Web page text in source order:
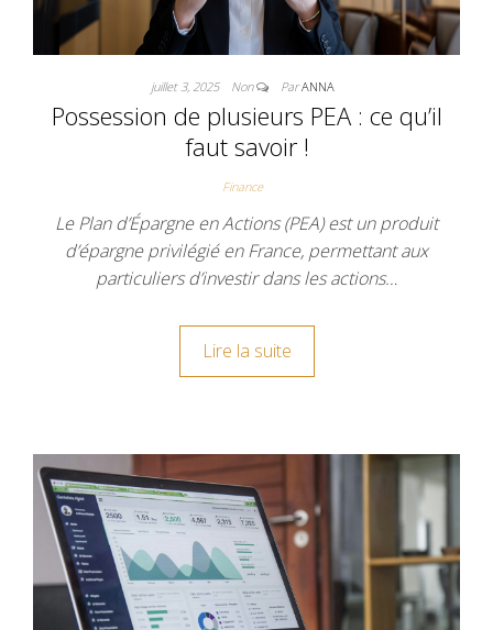
juillet 3, 2025 Non ParANNA
Possession de plusieurs PEA : ce qu’il
faut savoir !
Finance
Le Plan d’Épargne en Actions (PEA) est un produit
d’épargne privilégié en France, permettant aux
particuliers d’investir dans les actions…
Lire la suite